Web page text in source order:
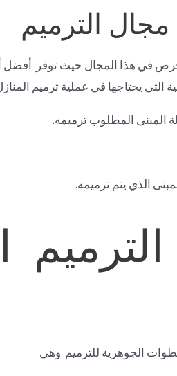
الترميم
في هذا المجال حيث توفر
التي يحتاجها في عملية ترميم
المبنى المطلوب ترميمه.
الذي يتم ترميمه.
الجوهرية للترميم وهي